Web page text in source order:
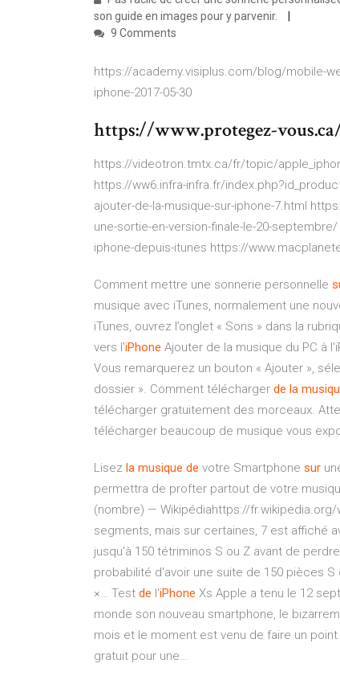
son guide en images pour y parvenir.
9 Comments
https://academy.visiplus.com/blog/mobile-
iphone-2017-05-30
https://www.protegez-
https://videotron.tmtx.ca/fr/topic/
https://ww6.infra-infra.fr/
ajouter-de-la-musique-sur-iphone-7.html
une-sortie-en-version-finale-le-20-
iphone-depuis-itunes https://
Comment mettre une sonnerie personnelle
musique avec iTunes, normalement une
iTunes, ouvrez l’onglet « Sons » dans la
vers l'iPhone Ajouter de la musique du PC à
Vous remarquerez un bouton « Ajouter »,
dossier ». Comment télécharger de la
télécharger gratuitement des morceaux.
télécharger beaucoup de musique vous
Lisez la musique de votre Smartphone sur
permettra de profter partout de votre
(nombre) — Wikipédiahttps://
segments, mais sur certaines, 7 est affiché
jusqu'à 150 tétriminos S ou Z avant de
probabilité d'avoir une suite de 150 pièces
×… Test de l'iPhone Xs Apple a tenu le 12
monde son nouveau smartphone, le
mois et le moment est venu de faire un
gratuit pour une…